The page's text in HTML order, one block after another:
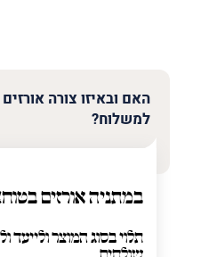
האם ובאיזו צורה
למשלוח?
במתניה אורזים
תלוי בסוג המוצר ולייעד